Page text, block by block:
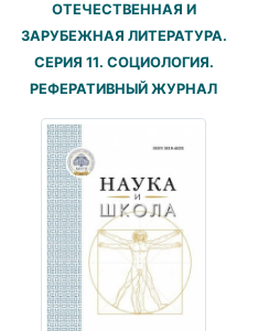
ОТЕЧЕСТВЕННАЯ И
ЗАРУБЕЖНАЯ ЛИТЕРАТУРА.
СЕРИЯ 11. СОЦИОЛОГИЯ.
РЕФЕРАТИВНЫЙ ЖУРНАЛ